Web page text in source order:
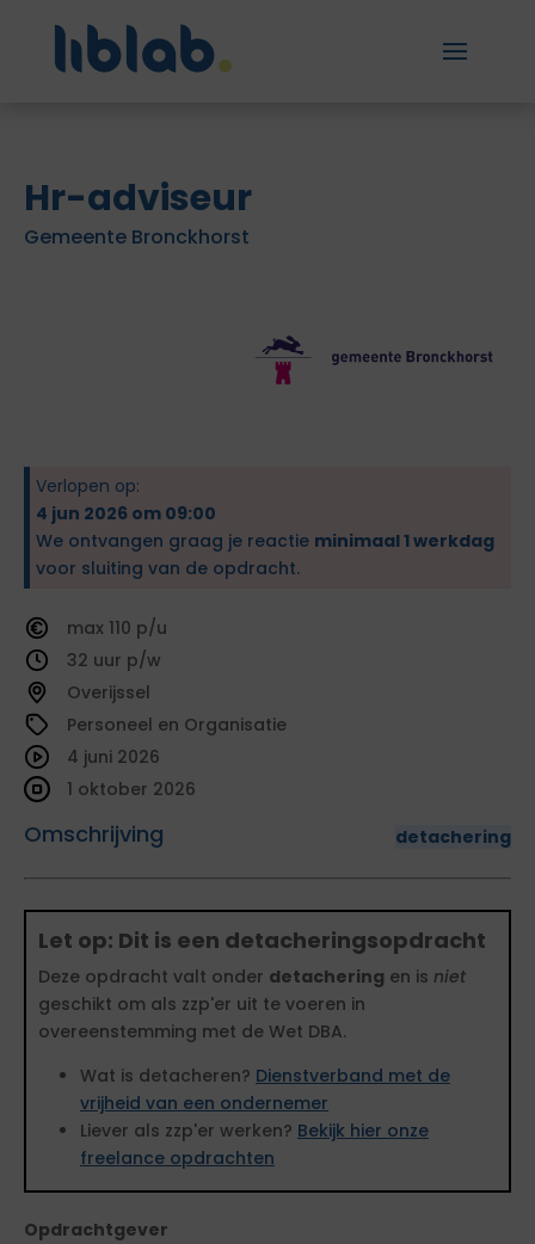
Hr-adviseur
Gemeente Bronckhorst
Verlopen op:
4 jun 2026 om 09:00
We ontvangen graag je reactie minimaal 1 werkdag
voor sluiting van de opdracht.
110
32
Overijssel
Personeel en Organisatie
Omschrijving detachering
4 juni 2026
1 oktober 2026
Let op: Dit is een detacheringsopdracht
Deze opdracht valt onder detachering en is niet
geschikt om als zzp'er uit te voeren in
overeenstemming met de Wet DBA.
Wat is detacheren? Dienstverband met de
vrijheid van een ondernemer
Liever als zzp'er werken? Bekijk hier onze
freelance opdrachten
Opdrachtgever